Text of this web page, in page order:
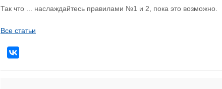
Так что ... наслаждайтесь правилами №1 и 2, пока это возможно.
Все статьи